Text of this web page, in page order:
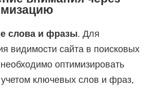
слова и фразы. Для
видимости сайта в поисковых
оптимизировать
учетом ключевых слов и фраз,